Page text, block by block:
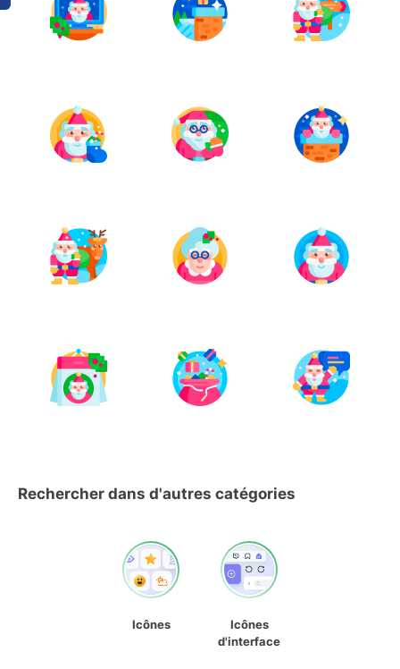
Rechercher dans d'autres catégories
Icônes
Icônes
d'interface